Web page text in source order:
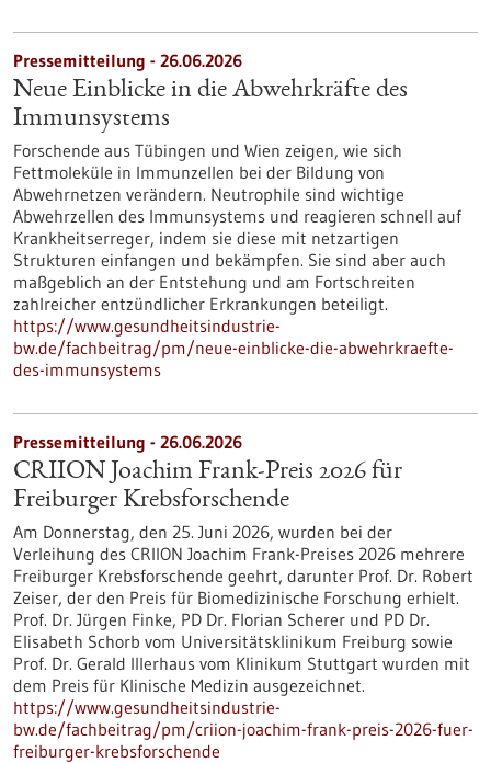
Pressemitteilung - 26.06.2026
Neue Einblicke in die Abwehrkräfte des
Immunsystems
Forschende aus Tübingen und Wien zeigen, wie sich
Fettmoleküle in Immunzellen bei der Bildung von
Abwehrnetzen verändern. Neutrophile sind wichtige
Abwehrzellen des Immunsystems und reagieren schnell auf
Krankheitserreger, indem sie diese mit netzartigen
Strukturen einfangen und bekämpfen. Sie sind aber auch
maßgeblich an der Entstehung und am Fortschreiten
zahlreicher entzündlicher Erkrankungen beteiligt.
https://www.gesundheitsindustrie-
bw.de/fachbeitrag/pm/neue-einblicke-die-abwehrkraefte-
des-immunsystems
Pressemitteilung - 26.06.2026
CRIION Joachim Frank-Preis 2026 für
Freiburger Krebsforschende
Am Donnerstag, den 25. Juni 2026, wurden bei der
Verleihung des CRIION Joachim Frank-Preises 2026 mehrere
Freiburger Krebsforschende geehrt, darunter Prof. Dr. Robert
Zeiser, der den Preis für Biomedizinische Forschung erhielt.
Prof. Dr. Jürgen Finke, PD Dr. Florian Scherer und PD Dr.
Elisabeth Schorb vom Universitätsklinikum Freiburg sowie
Prof. Dr. Gerald Illerhaus vom Klinikum Stuttgart wurden mit
dem Preis für Klinische Medizin ausgezeichnet.
https://www.gesundheitsindustrie-
bw.de/fachbeitrag/pm/criion-joachim-frank-preis-2026-fuer-
freiburger-krebsforschende